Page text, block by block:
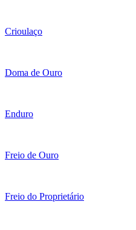
Crioulaço
Doma de Ouro
Enduro
Freio de Ouro
Freio do Proprietário